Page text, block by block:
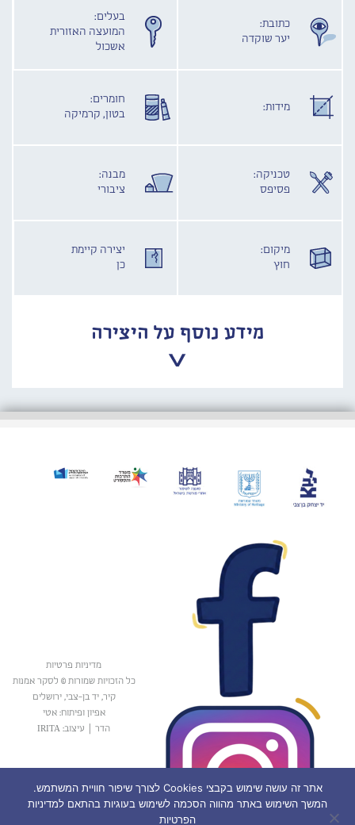
כתובת:
יער שוקדה
בעלים:
המועצה האזורית
אשכול
מידות:
חומרים:
בטון, קרמיקה
טכניקה:
פסיפס
מבנה:
ציבורי
מיקום:
חוץ
יצירה קיימת
כן
מידע נוסף על היצירה
מדיניות פרטיות
כל הזכויות שמורות © לסקר אמנות
קיר, יד בן-צבי, ירושלים
אפיון ופיתוח: אטי
הדר
עיצוב: IRITA
אתר זה עושה שימוש בקבצי Cookies לצורך שיפור חוויית המשתמש.
המשך השימוש באתר מהווה הסכמה לשימוש בעוגיות בהתאם למדיניות
הפרטיות